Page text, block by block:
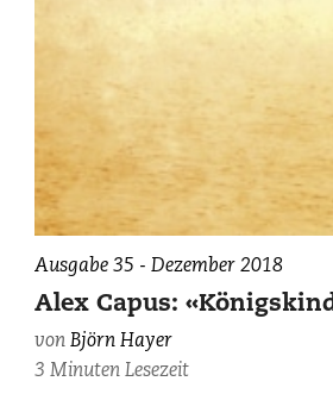
Ausgabe 35 - Dezember 2018
Alex Capus:
vonBjörn Hayer
3 Minuten Lesezeit